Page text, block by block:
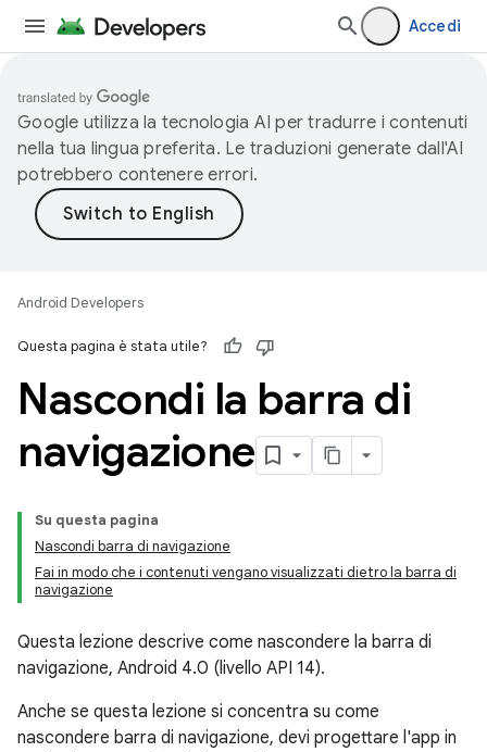
Accedi
Google utilizza la tecnologia AI per tradurre i contenuti
nella tua lingua preferita. Le traduzioni generate dall'AI
potrebbero contenere errori.
Android Developers
Questa pagina è stata utile?
Nascondi la barra di
navigazione
Su questa pagina
Nascondi barra di navigazione
Fai in modo che i contenuti vengano visualizzati dietro la barra di
navigazione
Questa lezione descrive come nascondere la barra di
navigazione, Android 4.0 (livello API 14).
Anche se questa lezione si concentra su come
nascondere barra di navigazione, devi progettare l'app in